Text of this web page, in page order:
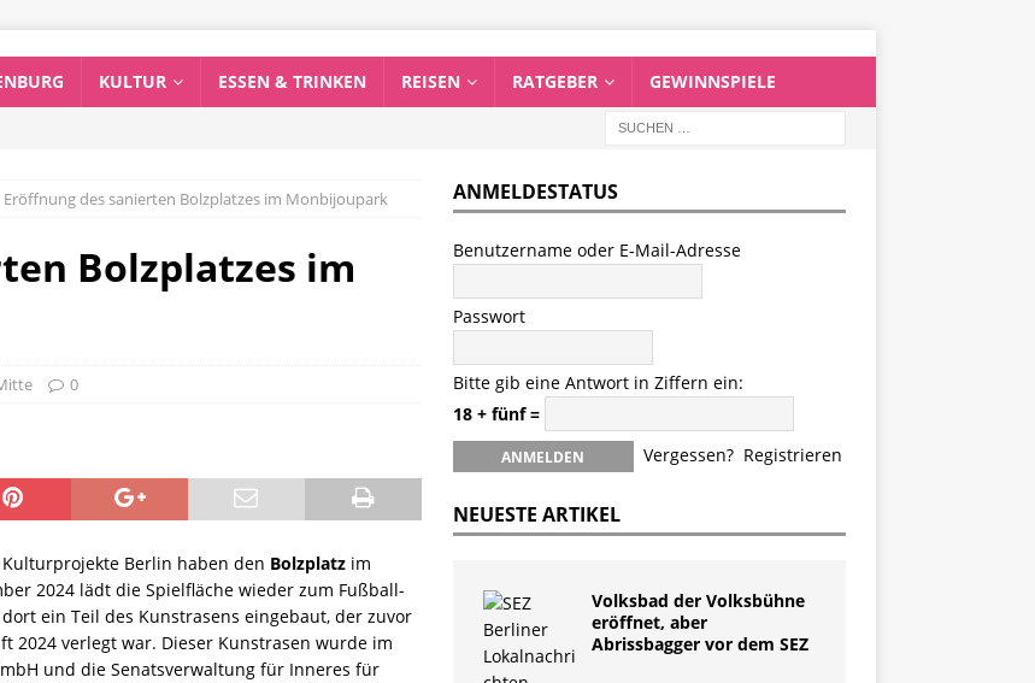
KULTUR ESSEN & TRINKEN REISEN RATGEBER GEWINNSPIELE
Eröffnung des sanierten Bolzplatzes im Monbijoupark
Bolzplatzes im
0
Berlin haben den Bolzplatz im
2024 lädt die Spielfläche wieder zum Fußball-
ein Teil des Kunstrasens eingebaut, der zuvor
2024 verlegt war. Dieser Kunstrasen wurde im
und die Senatsverwaltung für Inneres für
ANMELDESTATUS
Benutzername oder E-Mail-Adresse
Passwort
Bitte gib eine Antwort in Ziffern ein:
18 + fünf =
Vergessen? Registrieren
NEUESTE ARTIKEL
Volksbad der Volksbühne
eröffnet, aber
Abrissbagger vor dem SEZ